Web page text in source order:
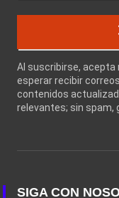
Al suscribirse, acepta
esperar recibir
contenidos
relevantes; sin spam,
SIGA CON